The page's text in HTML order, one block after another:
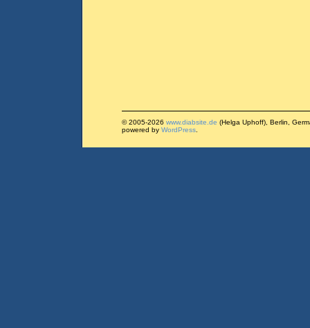
© 2005-2026 www.diabsite.de (Helga Uphoff), Berlin,
powered by WordPress.